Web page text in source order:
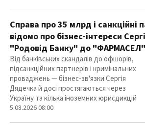
Справа про 35 млрд і санкційні
відомо про бізнес-інтереси
"Родовід Банку" до "ФАРМАСЕЛ"
Від банківських скандалів до офшорів,
підсанкційних партнерів і кримінальних
проваджень — бізнес-зв'язки Сергія
Дядечка й досі простягаються через
Україну та кілька іноземних юрисдикцій
5.08.2026 08:00